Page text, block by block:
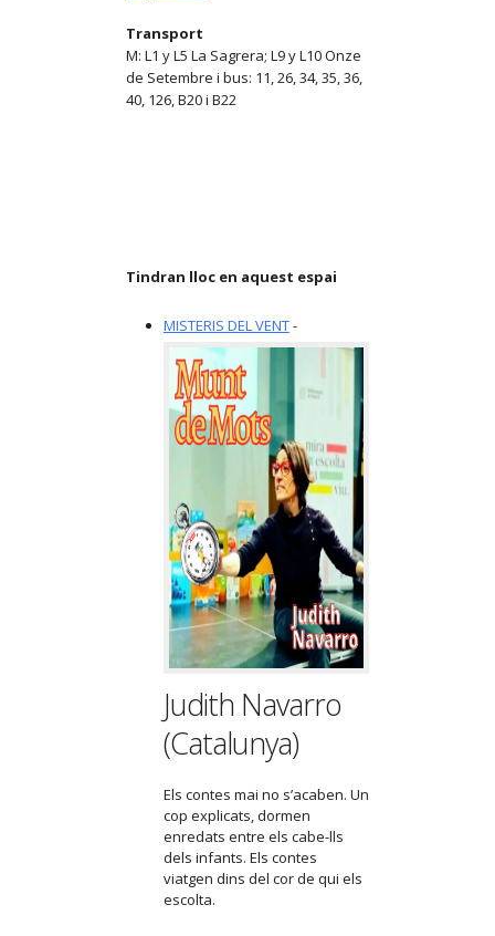
Transport
M: L1 y L5 La Sagrera; L9 y L10 Onze
de Setembre i bus: 11, 26, 34, 35, 36,
40, 126, B20 i B22
Tindran lloc en aquest espai
MISTERIS DEL VENT-
Judith Navarro
(Catalunya)
Els contes mai no s’acaben. Un
cop explicats, dormen
enredats entre els cabe-lls
dels infants. Els contes
viatgen dins del cor de qui els
escolta.